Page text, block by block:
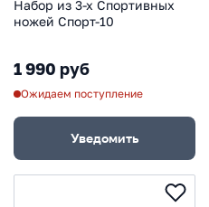
Набор из 3-х Спортивных
ножей Спорт-10
1 990 руб
Ожидаем поступление
Уведомить